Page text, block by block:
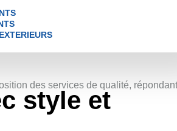
style et
à
des services de qualité,